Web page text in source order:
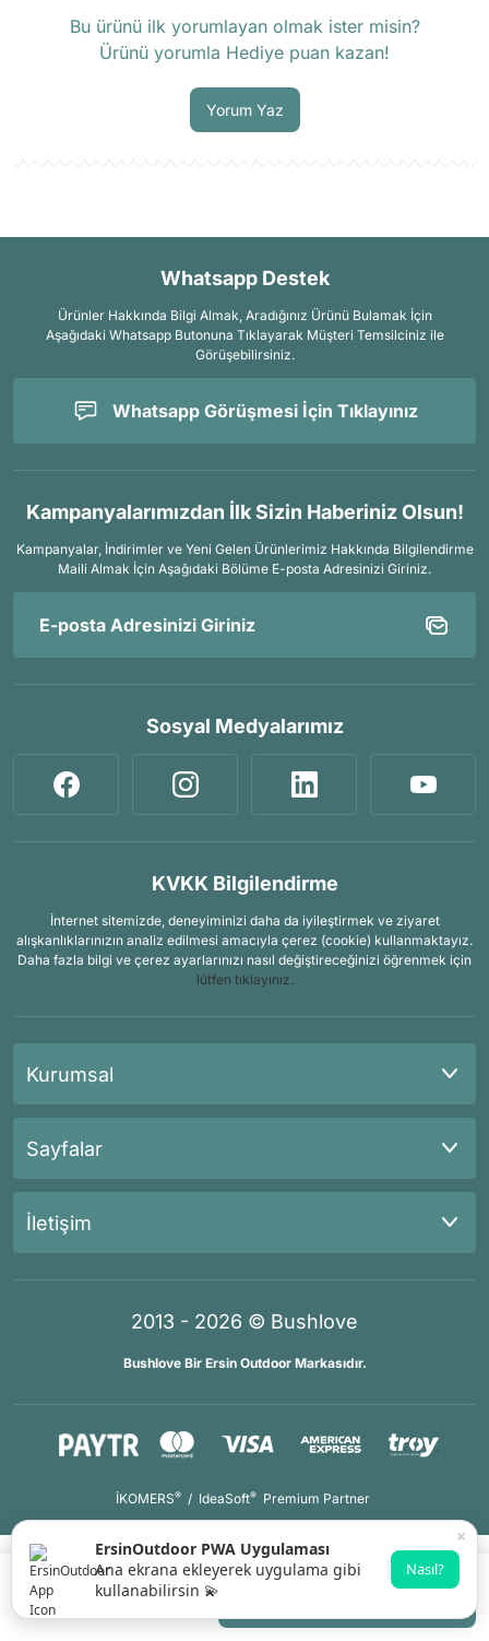
Bu ürünü ilk yorumlayan olmak ister misin?
Ürünü yorumla Hediye puan kazan!
Yorum Yaz
Whatsapp Destek
Ürünler Hakkında Bilgi Almak, Aradığınız Ürünü Bulamak İçin
Aşağıdaki Whatsapp Butonuna Tıklayarak Müşteri Temsilciniz ile
Görüşebilirsiniz.
Whatsapp Görüşmesi İçin Tıklayınız
Kampanyalarımızdan İlk Sizin Haberiniz Olsun!
Kampanyalar, İndirimler ve Yeni Gelen Ürünlerimiz Hakkında Bilgilendirme
Maili Almak İçin Aşağıdaki Bölüme E-posta Adresinizi Giriniz.
Sosyal Medyalarımız
KVKK Bilgilendirme
İnternet sitemizde, deneyiminizi daha da iyileştirmek ve ziyaret
alışkanlıklarınızın analiz edilmesi amacıyla çerez (cookie) kullanmaktayız.
Daha fazla bilgi ve çerez ayarlarınızı nasıl değiştireceğinizi öğrenmek için
lütfen tıklayınız.
Kurumsal
Sayfalar
İletişim
2013 - 2026 © Bushlove
Bushlove Bir Ersin Outdoor Markasıdır.
İKOMERS® / IdeaSoft® Premium Partner
×
ErsinOutdoor PWA Uygulaması
Ana ekrana ekleyerek uygulama gibi
kullanabilirsin 💫
Nasıl?